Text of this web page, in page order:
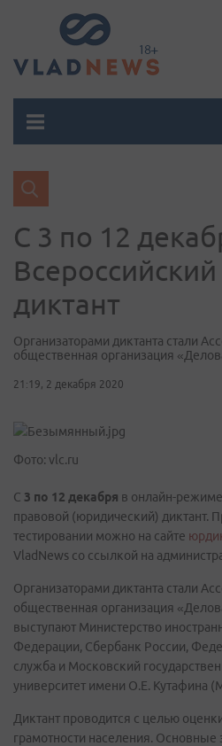
С 3 по 12
диктант
Организаторами диктанта стали
общественная организация
21:19, 2 декабря 2020
Фото: vlc.ru
С 3 по 12 декабря в онлайн-
правовой (юридический) диктант.
тестировании можно на сайте
VladNews со ссылкой на
Организаторами диктанта стали
общественная организация
выступают Министерство
Федерации, Сбербанк России,
служба и Московский
университет имени О.Е. Кутафина
Диктант проводится с целью
грамотности населения. Основные